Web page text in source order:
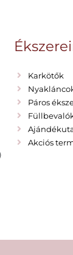
Karkötők
Páros
Akciós